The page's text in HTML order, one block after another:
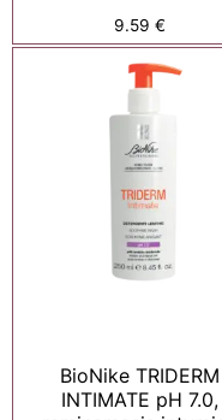
9.59 €
BioNike TRIDERM
INTIMATE pH 7.0,